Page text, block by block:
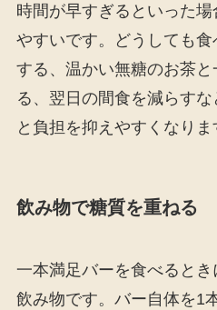
時間が早すぎるといった
やすいです。どうしても
する、温かい無糖のお茶
る、翌日の間食を減らす
と負担を抑えやすくなりま
飲み物で糖質を重ねる
一本満足バーを食べると
飲み物です。バー自体を1